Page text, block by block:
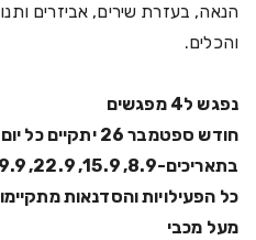
הנאה, בעזרת שירים, אביזרים
והכלים.
נפגש ל4 מפגשים
חודש ספטמבר 26 יתקיים כל יום שלישי בשעה 09:15
בתאריכים-8.9, 15.9, 22.9, 29.9
כל הפעילויות והסדנאות
מעל מכבי